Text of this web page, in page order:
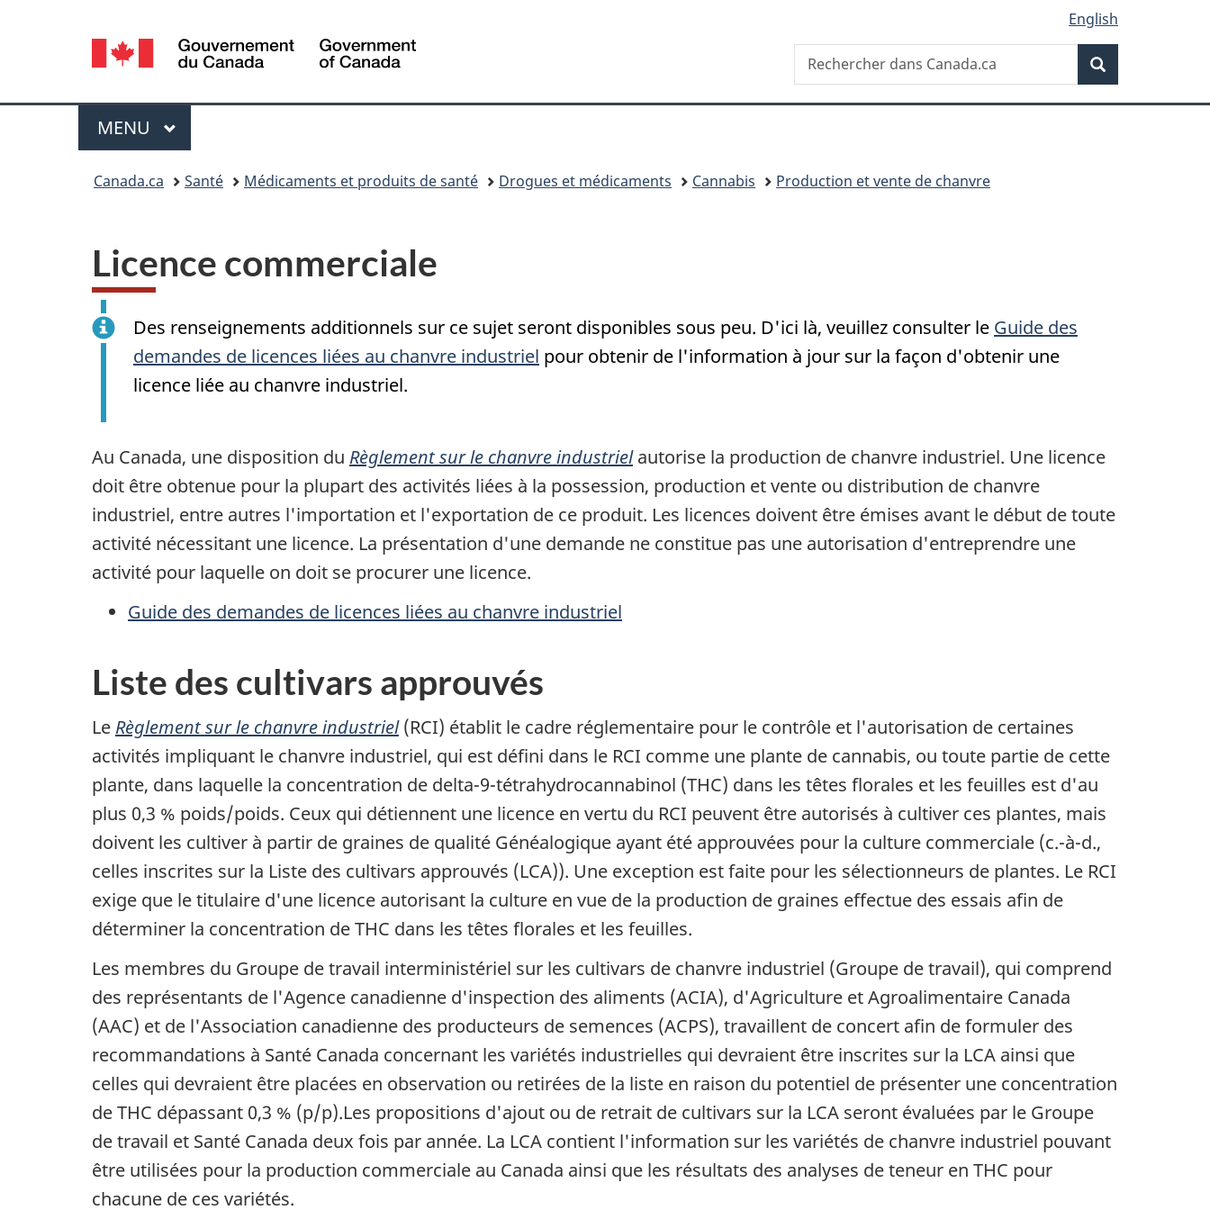
sujet
HTML
Sélection
de
la
langue
English
Canada
Recherche
Rechercher
dans
Menu
MENU PRINCIPAL
Canada.ca Santé Médicaments et produits de santé Drogues et médicaments Cannabis Production et vente de chanvre
Licence commerciale
Des renseignements additionnels sur ce sujet seront disponibles sous peu. D'ici là, veuillez consulter le Guide des
demandes de licences liées au chanvre industriel pour obtenir de l'information à jour sur la façon d'obtenir une
licence liée au chanvre industriel.
Au Canada, une disposition du Règlement sur le chanvre industrielautorise la production de chanvre industriel. Une licence
doit être obtenue pour la plupart des activités liées à la possession, production et vente ou distribution de chanvre
industriel, entre autres l'importation et l'exportation de ce produit. Les licences doivent être émises avant le début de toute
activité nécessitant une licence. La présentation d'une demande ne constitue pas une autorisation d'entreprendre une
activité pour laquelle on doit se procurer une licence.
Guide des demandes de licences liées au chanvre industriel
Liste des cultivars approuvés
Le Règlement sur le chanvre industriel(RCI) établit le cadre réglementaire pour le contrôle et l'autorisation de certaines
activités impliquant le chanvre industriel, qui est défini dans le RCI comme une plante de cannabis, ou toute partie de cette
plante, dans laquelle la concentration de delta-9-tétrahydrocannabinol (THC) dans les têtes florales et les feuilles est d'au
plus 0,3 % poids/poids. Ceux qui détiennent une licence en vertu du RCI peuvent être autorisés à cultiver ces plantes, mais
doivent les cultiver à partir de graines de qualité Généalogique ayant été approuvées pour la culture commerciale (c.-à-d.,
celles inscrites sur la Liste des cultivars approuvés (LCA)). Une exception est faite pour les sélectionneurs de plantes. Le RCI
exige que le titulaire d'une licence autorisant la culture en vue de la production de graines effectue des essais afin de
déterminer la concentration de THC dans les têtes florales et les feuilles.
Les membres du Groupe de travail interministériel sur les cultivars de chanvre industriel (Groupe de travail), qui comprend
des représentants de l'Agence canadienne d'inspection des aliments (ACIA), d'Agriculture et Agroalimentaire Canada
(AAC) et de l'Association canadienne des producteurs de semences (ACPS), travaillent de concert afin de formuler des
recommandations à Santé Canada concernant les variétés industrielles qui devraient être inscrites sur la LCA ainsi que
celles qui devraient être placées en observation ou retirées de la liste en raison du potentiel de présenter une concentration
de THC dépassant 0,3 % (p/p).Les propositions d'ajout ou de retrait de cultivars sur la LCA seront évaluées par le Groupe
de travail et Santé Canada deux fois par année. La LCA contient l'information sur les variétés de chanvre industriel pouvant
être utilisées pour la production commerciale au Canada ainsi que les résultats des analyses de teneur en THC pour
chacune de ces variétés.